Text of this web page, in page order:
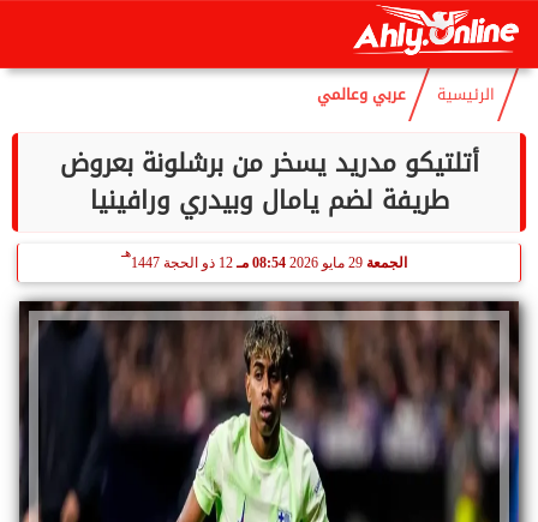
الجمعة
الرئيسية عربي وعالمي
أتلتيكو مدريد يسخر من برشلونة بعروض
طريفة لضم يامال وبيدري ورافينيا
الجمعة 08:54 مـ 12 ذو الحجة 1447
هـ